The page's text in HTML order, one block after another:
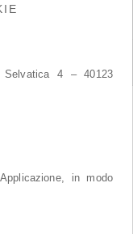
Selvatica 4 – 40123
in modo